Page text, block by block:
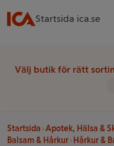
Startsida ica.se
Välj butik för rätt
Startsida Apotek, Hälsa &
Balsam & Hårkur
Hårkur &